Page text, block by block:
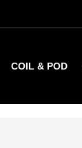
COIL & POD